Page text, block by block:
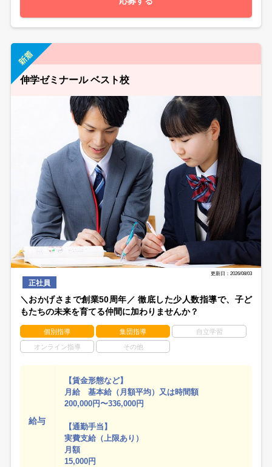
伸学ゼミナール ベスト校
更新日：2026/08/03
正社員
＼おかげさまで創業50周年／ 徹底した少人数指導で、子ど
もたちの未来を育てる仲間に加わりませんか？
個別指導 集団指導 自立学習
オンライン指導 その他
給与
【賃金形態など】
月給 基本給（月額平均）又は時間額
200,000円〜336,000円
【通勤手当】
実費支給（上限あり）
月額
15,000円